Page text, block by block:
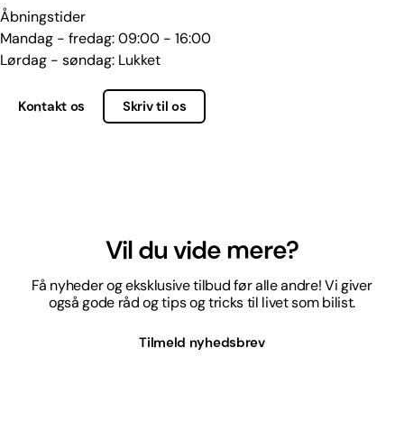
Åbningstider
Mandag - fredag: 09:00 - 16:00
Lørdag - søndag: Lukket
Kontakt os Skriv til os
Vil du vide mere?
Få nyheder og eksklusive tilbud før alle andre! Vi giver
også gode råd og tips og tricks til livet som bilist.
Tilmeld nyhedsbrev